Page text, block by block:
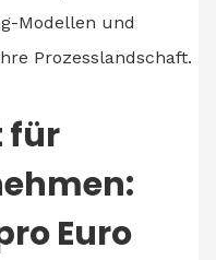
Modellen und
Prozesslandschaft.
für
Euro